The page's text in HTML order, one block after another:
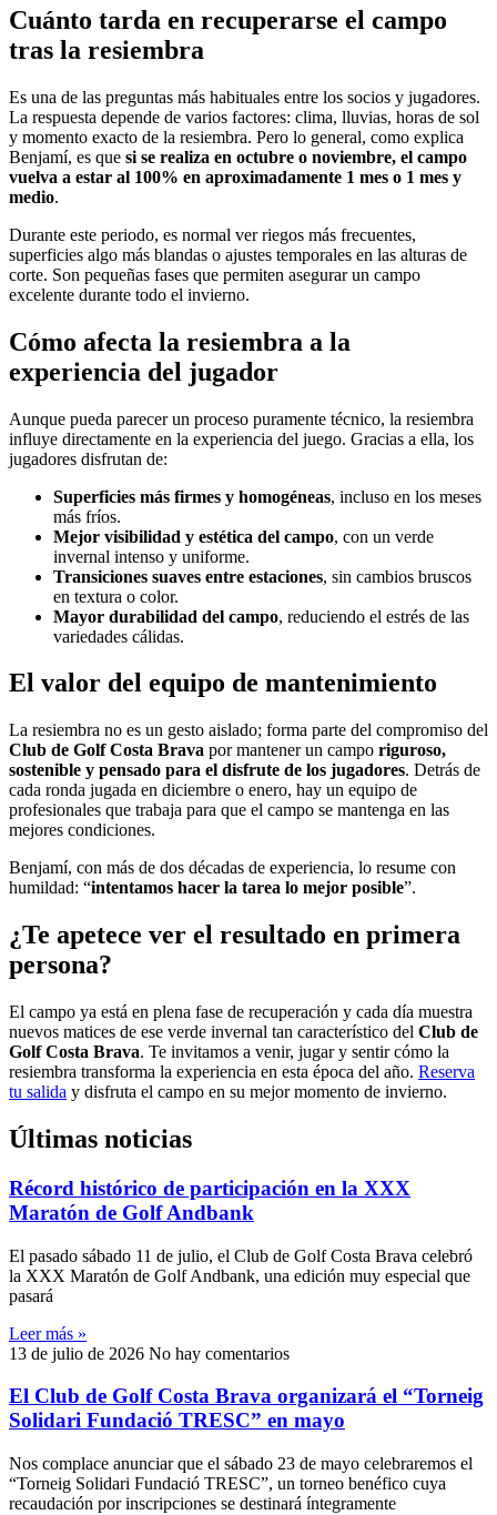
Cuánto tarda en recuperarse el campo
tras la resiembra
Es una de las preguntas más habituales entre los socios y jugadores.
La respuesta depende de varios factores: clima, lluvias, horas de sol
y momento exacto de la resiembra. Pero lo general, como explica
Benjamí, es que si se realiza en octubre o noviembre, el campo
vuelva a estar al 100% en aproximadamente 1 mes o 1 mes y
medio.
Durante este periodo, es normal ver riegos más frecuentes,
superficies algo más blandas o ajustes temporales en las alturas de
corte. Son pequeñas fases que permiten asegurar un campo
excelente durante todo el invierno.
Cómo afecta la resiembra a la
experiencia del jugador
Aunque pueda parecer un proceso puramente técnico, la resiembra
influye directamente en la experiencia del juego. Gracias a ella, los
jugadores disfrutan de:
Superficies más firmes y homogéneas, incluso en los meses
más fríos.
Mejor visibilidad y estética del campo, con un verde
invernal intenso y uniforme.
Transiciones suaves entre estaciones, sin cambios bruscos
en textura o color.
Mayor durabilidad del campo, reduciendo el estrés de las
variedades cálidas.
El valor del equipo de mantenimiento
La resiembra no es un gesto aislado; forma parte del compromiso del
Club de Golf Costa Brava por mantener un campo riguroso,
sostenible y pensado para el disfrute de los jugadores. Detrás de
cada ronda jugada en diciembre o enero, hay un equipo de
profesionales que trabaja para que el campo se mantenga en las
mejores condiciones.
Benjamí, con más de dos décadas de experiencia, lo resume con
humildad: “intentamos hacer la tarea lo mejor posible”.
¿Te apetece ver el resultado en primera
persona?
El campo ya está en plena fase de recuperación y cada día muestra
nuevos matices de ese verde invernal tan característico del Club de
Golf Costa Brava. Te invitamos a venir, jugar y sentir cómo la
resiembra transforma la experiencia en esta época del año. Reserva
tu salida y disfruta el campo en su mejor momento de invierno.
Últimas noticias
Récord histórico de participación en la XXX
Maratón de Golf Andbank
El pasado sábado 11 de julio, el Club de Golf Costa Brava celebró
la XXX Maratón de Golf Andbank, una edición muy especial que
pasará
Leer más »
13 de julio de 2026 No hay comentarios
El Club de Golf Costa Brava organizará el “Torneig
Solidari Fundació TRESC” en mayo
Nos complace anunciar que el sábado 23 de mayo celebraremos el
“Torneig Solidari Fundació TRESC”, un torneo benéfico cuya
recaudación por inscripciones se destinará íntegramente